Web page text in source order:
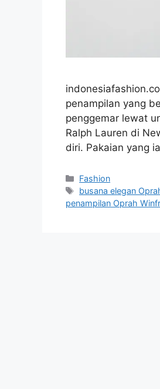
penampilan yang
penggemar lewat
Ralph Lauren di
diri. Pakaian yang
Categories
Fashion
Tags
busana elegan
penampilan Oprah